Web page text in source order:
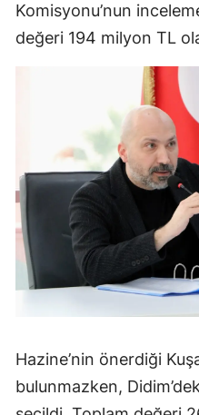
Komisyonu’nun
değeri 194 milyon TL
Hazine’nin önerdiği
bulunmazken,